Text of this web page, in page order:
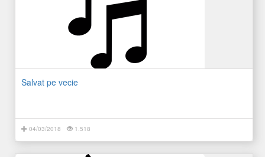
Salvat pe vecie
04/03/2018 1.518